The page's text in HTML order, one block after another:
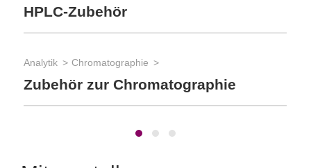
HPLC-Zubehör
Analytik Chromatographie
Zubehör zur Chromatographie